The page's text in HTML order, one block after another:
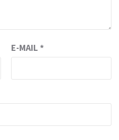
E-MAIL *